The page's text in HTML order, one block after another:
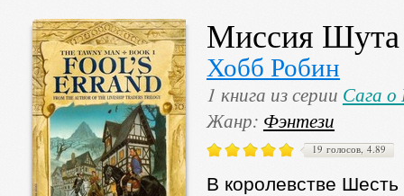
Миссия Шута
Хобб Робин
1 книга из серии Сага
Жанр: Фэнтези
19 голосов, 4.89
В королевстве